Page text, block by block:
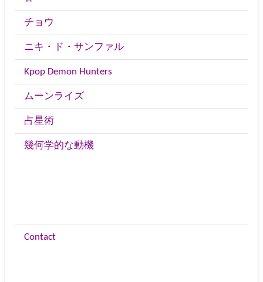
チョウ
ニキ・ド・サンファル
Kpop Demon Hunters
ムーンライズ
占星術
幾何学的な動機
Contact